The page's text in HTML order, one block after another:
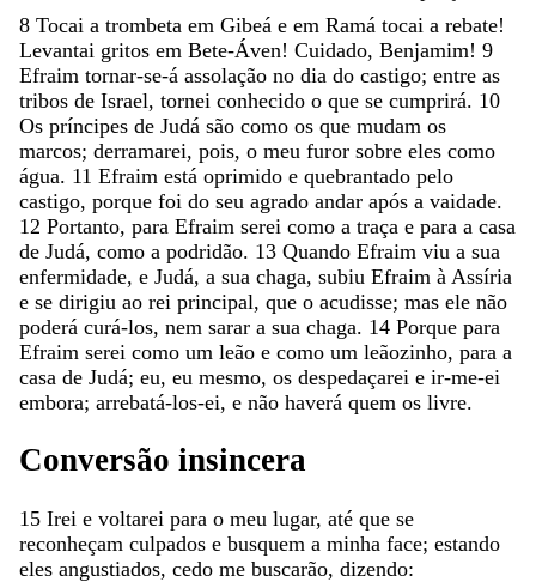
8 Tocai a trombeta em Gibeá e em Ramá tocai a rebate!
Levantai gritos em Bete-Áven! Cuidado, Benjamim! 9
Efraim tornar-se-á assolação no dia do castigo; entre as
tribos de Israel, tornei conhecido o que se cumprirá. 10
Os príncipes de Judá são como os que mudam os
marcos; derramarei, pois, o meu furor sobre eles como
água. 11 Efraim está oprimido e quebrantado pelo
castigo, porque foi do seu agrado andar após a vaidade.
12 Portanto, para Efraim serei como a traça e para a casa
de Judá, como a podridão. 13 Quando Efraim viu a sua
enfermidade, e Judá, a sua chaga, subiu Efraim à Assíria
e se dirigiu ao rei principal, que o acudisse; mas ele não
poderá curá-los, nem sarar a sua chaga. 14 Porque para
Efraim serei como um leão e como um leãozinho, para a
casa de Judá; eu, eu mesmo, os despedaçarei e ir-me-ei
embora; arrebatá-los-ei, e não haverá quem os livre.
Conversão insincera
15 Irei e voltarei para o meu lugar, até que se
reconheçam culpados e busquem a minha face; estando
eles angustiados, cedo me buscarão, dizendo: